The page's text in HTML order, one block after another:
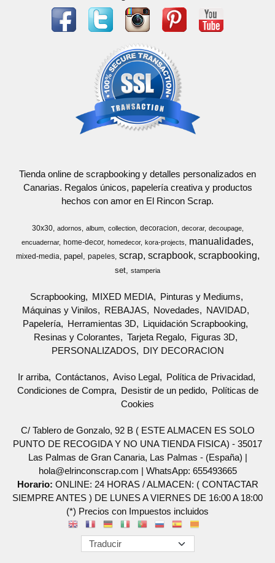
Tienda online de scrapbooking y detalles personalizados en
Canarias. Regalos únicos, papelería creativa y productos
hechos con amor en El Rincon Scrap.
30x30 adornos album collection decoracion decorar
decoupage
encuadernar
home-decor homedecor kora-projects manualidades
mixed-media papel papeles scrap scrapbook scrapbooking
set stamperia
Scrapbooking MIXED MEDIA
Pinturas y Mediums
Máquinas y Vinilos
REBAJAS Novedades
NAVIDAD
Papelería
Herramientas 3D
Liquidación Scrapbooking
Resinas y Colorantes
Tarjeta Regalo
Figuras 3D
PERSONALIZADOS
DIY DECORACION
Ir arriba Contáctanos Aviso Legal
Política de Privacidad
Condiciones de Compra
Desistir de un pedido
Políticas de
Cookies
C/ Tablero de Gonzalo, 92 B ( ESTE ALMACEN ES SOLO
PUNTO DE RECOGIDA Y NO UNA TIENDA FISICA) - 35017
Las Palmas de Gran Canaria, Las Palmas - (España) |
hola@elrinconscrap.com | WhatsApp: 655493665
Horario: ONLINE: 24 HORAS / ALMACEN: ( CONTACTAR
SIEMPRE ANTES ) DE LUNES A VIERNES DE 16:00 A 18:00
(*) Precios con Impuestos incluidos